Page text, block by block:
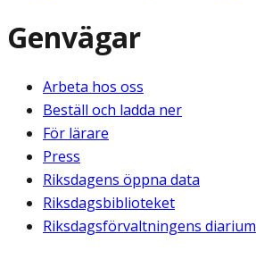
Genvägar
Arbeta hos oss
Beställ och ladda ner
För lärare
Press
Riksdagens öppna data
Riksdagsbiblioteket
Riksdagsförvaltningens diarium